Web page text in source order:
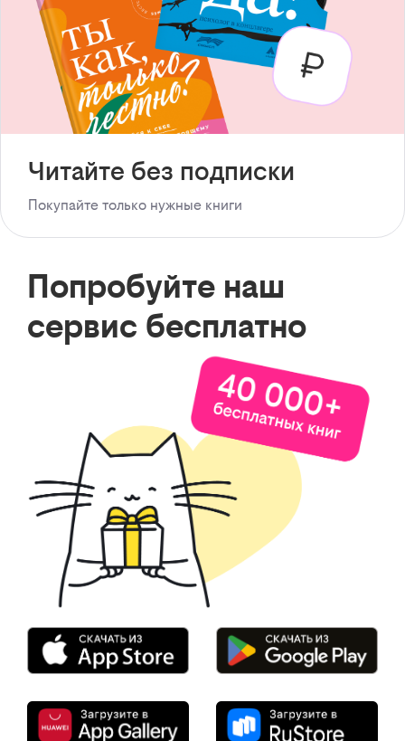
Читайте без подписки
Покупайте только нужные книги
Попробуйте наш
сервис бесплатно